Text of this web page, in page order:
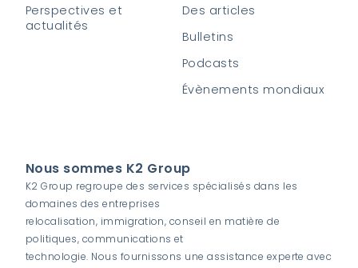
Perspectives et
actualités
Des articles
Bulletins
Podcasts
Évènements mondiaux
Nous sommes K2 Group
K2 Group regroupe des services spécialisés dans les
domaines des entreprises
relocalisation, immigration, conseil en matière de
politiques, communications et
technologie. Nous fournissons une assistance experte avec